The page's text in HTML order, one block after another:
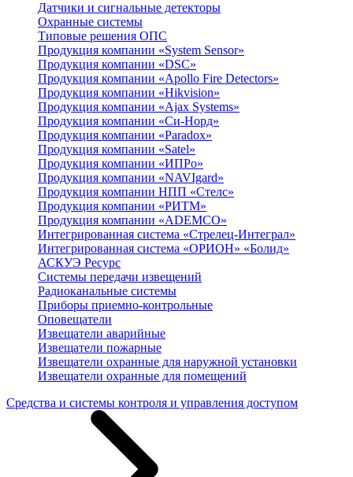
Датчики и сигнальные детекторы
Охранные системы
Типовые решения ОПС
Продукция компании «System Sensor»
Продукция компании «DSC»
Продукция компании «Apollo Fire Detectors»
Продукция компании «Hikvision»
Продукция компании «Ajax Systems»
Продукция компании «Си-Норд»
Продукция компании «Paradox»
Продукция компании «Satel»
Продукция компании «ИПРо»
Продукция компании «NAVIgard»
Продукция компании НПП «Стелс»
Продукция компании «РИТМ»
Продукция компании «ADEMCO»
Интегрированная система «Стрелец-Интеграл»
Интегрированная система «ОРИОН» «Болид»
АСКУЭ Ресурс
Системы передачи извещений
Радиоканальные системы
Приборы приемно-контрольные
Оповещатели
Извещатели аварийные
Извещатели пожарные
Извещатели охранные для наружной установки
Извещатели охранные для помещений
Средства и системы контроля и управления доступом